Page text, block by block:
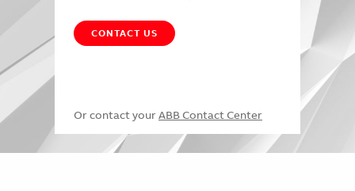
CONTACT US
Or contact your ABB Contact Center